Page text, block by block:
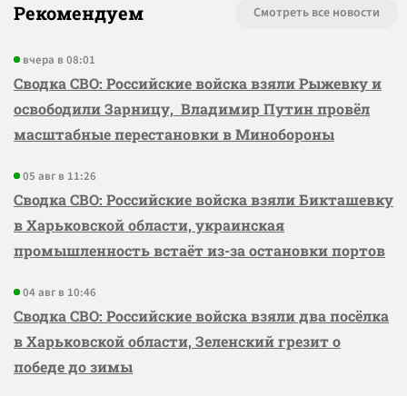
Рекомендуем Смотреть все новости
вчера в 08:01
Сводка СВО: Российские войска взяли Рыжевку и
освободили Зарницу, Владимир Путин провёл
масштабные перестановки в Минобороны
05 авг в 11:26
Сводка СВО: Российские войска взяли Бикташевку
в Харьковской области, украинская
промышленность встаёт из-за остановки портов
04 авг в 10:46
Сводка СВО: Российские войска взяли два посёлка
в Харьковской области, Зеленский грезит о
победе до зимы